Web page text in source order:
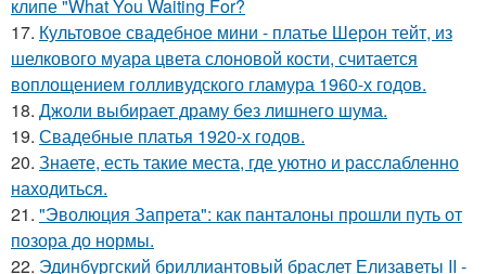
клипе "What You Waiting For?
17. Культовое свадебное мини - платье Шерон тейт, из
шелкового муара цвета слоновой кости, считается
воплощением голливудского гламура 1960-х годов.
18. Джоли выбирает драму без лишнего шума.
19. Свадебные платья 1920-х годов.
20. Знаете, есть такие места, где уютно и расслабленно
находиться.
21. "Эволюция Запрета": как панталоны прошли путь от
позора до нормы.
22. Эдинбургский бриллиантовый браслет Елизаветы II -